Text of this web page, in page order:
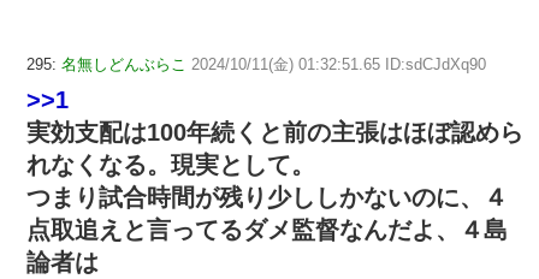
295: 名無しどんぶらこ 2024/10/11(金) 01:32:51.65 ID:sdCJdXq90
>>1
実効支配は100年続くと前の主張はほぼ認めら
れなくなる。現実として。
つまり試合時間が残り少ししかないのに、４
点取追えと言ってるダメ監督なんだよ、４島
論者は